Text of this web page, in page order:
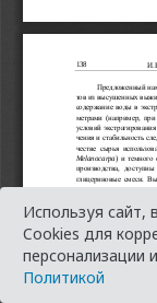
Используя сайт,
Cookies для
персонализации
Политикой